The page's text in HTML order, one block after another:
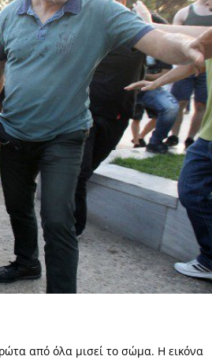
ψηφιακό Κοινωνικό Δαρβινισμό
της και βγάζει τα μάτια της
ΑΠΟΨΕΙΣ
ΑΠΟΨΕΙΣ
κοινοβουλευτικός έγινε
από όλα μισεί το σώμα. Η εικόνα